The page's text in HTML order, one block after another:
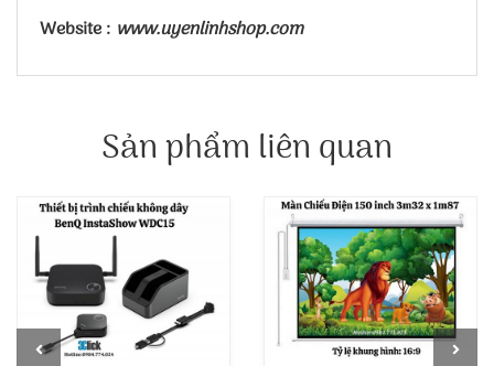
Website : www.uyenlinhshop.com
Sản phẩm liên quan